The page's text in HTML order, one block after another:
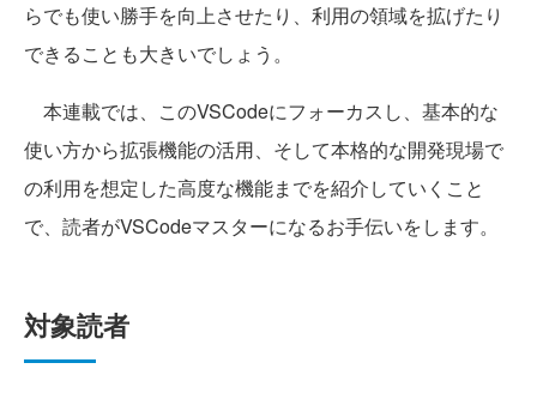
らでも使い勝手を向上させたり、利用の領域を拡げたり
できることも大きいでしょう。
本連載では、このVSCodeにフォーカスし、基本的な
使い方から拡張機能の活用、そして本格的な開発現場で
の利用を想定した高度な機能までを紹介していくこと
で、読者がVSCodeマスターになるお手伝いをします。
対象読者